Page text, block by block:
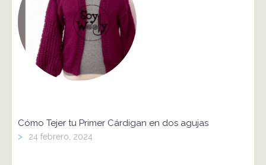
Cómo Tejer tu Primer Cárdigan en dos agujas
> 24 febrero, 2024